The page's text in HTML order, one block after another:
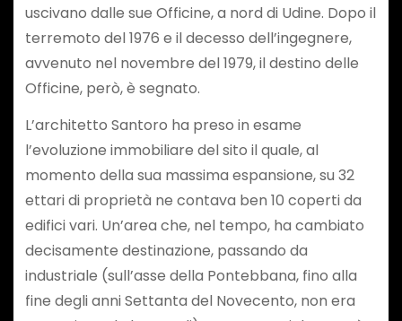
uscivano dalle sue Officine, a nord di Udine. Dopo il
terremoto del 1976 e il decesso dell’ingegnere,
avvenuto nel novembre del 1979, il destino delle
Officine, però, è segnato.
L’architetto Santoro ha preso in esame
l’evoluzione immobiliare del sito il quale, al
momento della sua massima espansione, su 32
ettari di proprietà ne contava ben 10 coperti da
edifici vari. Un’area che, nel tempo, ha cambiato
decisamente destinazione, passando da
industriale (sull’asse della Pontebbana, fino alla
fine degli anni Settanta del Novecento, non era